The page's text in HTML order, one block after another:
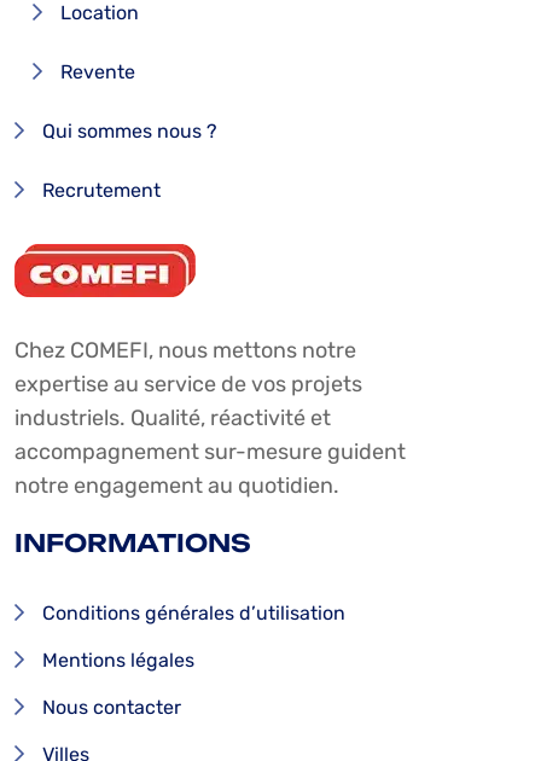
Location
Revente
Qui sommes nous ?
Recrutement
Chez COMEFI, nous mettons notre
expertise au service de vos projets
industriels. Qualité, réactivité et
accompagnement sur-mesure guident
notre engagement au quotidien.
INFORMATIONS
Conditions générales d’utilisation
Mentions légales
Nous contacter
Villes